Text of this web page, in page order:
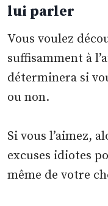
lui parler
Vous voulez
suffisamment à
déterminera si
ou non.
Si vous l’aimez,
excuses idiotes
même de votre